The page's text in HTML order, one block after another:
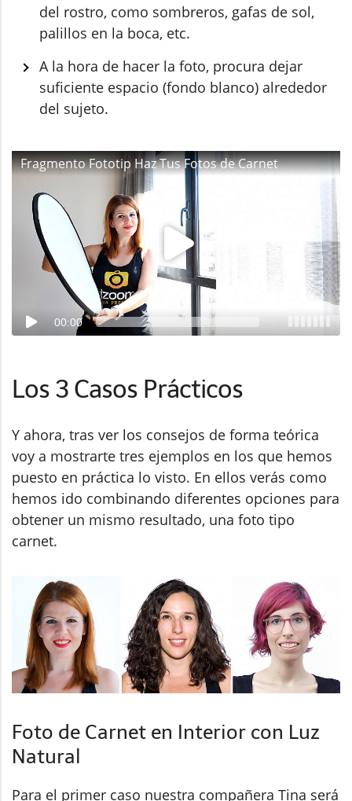
del rostro, como sombreros, gafas de sol,
palillos en la boca, etc.
A la hora de hacer la foto, procura dejar
suficiente espacio (fondo blanco) alrededor
del sujeto.
Fragmento Fototip Haz Tus Fotos de Carnet
00:00
Los 3 Casos Prácticos
Y ahora, tras ver los consejos de forma teórica
voy a mostrarte tres ejemplos en los que hemos
puesto en práctica lo visto. En ellos verás como
hemos ido combinando diferentes opciones para
obtener un mismo resultado, una foto tipo
carnet.
Foto de Carnet en Interior con Luz
Natural
Para el primer caso nuestra compañera Tina será